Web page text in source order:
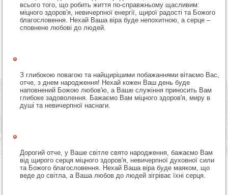
всього того, що робить життя по-справжньому щасливим:
міцного здоров'я, невичерпної енергії, щирої радості та Божого
благословення. Нехай Ваша віра буде непохитною, а серце –
сповнене любові до людей.
З глибокою повагою та найщирішими побажаннями вітаємо Вас,
отче, з днем народження! Нехай кожен Ваш день буде
наповнений Божою любов'ю, а Ваше служіння приносить Вам
глибоке задоволення. Бажаємо Вам міцного здоров'я, миру в
душі та невичерпної наснаги.
Дорогий отче, у Ваше світле свято народження, бажаємо Вам
від щирого серця міцного здоров'я, невичерпної духовної сили
та Божого благословення. Нехай Ваша віра буде маяком, що
веде до світла, а Ваша любов до людей зігріває їхні серця.